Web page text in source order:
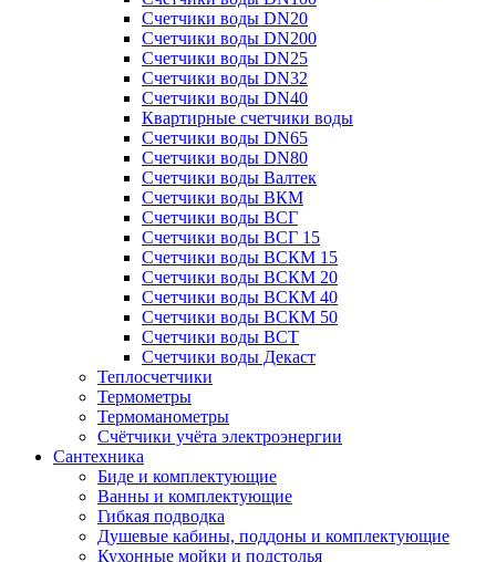
Счетчики воды DN20
Счетчики воды DN200
Счетчики воды DN25
Счетчики воды DN32
Счетчики воды DN40
Квартирные счетчики воды
Счетчики воды DN65
Счетчики воды DN80
Счетчики воды Валтек
Счетчики воды ВКМ
Счетчики воды ВСГ
Счетчики воды ВСГ 15
Счетчики воды ВСКМ 15
Счетчики воды ВСКМ 20
Счетчики воды ВСКМ 40
Счетчики воды ВСКМ 50
Счетчики воды ВСТ
Счетчики воды Декаст
Теплосчетчики
Термометры
Термоманометры
Счётчики учёта электроэнергии
Сантехника
Биде и комплектующие
Ванны и комплектующие
Гибкая подводка
Душевые кабины, поддоны и комплектующие
Кухонные мойки и подстолья